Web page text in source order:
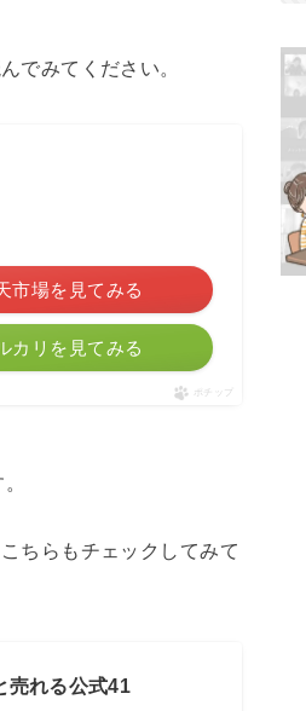
でみてください。
市場を見てみる
カリを見てみる
ポチップ
ちらもチェックしてみて
れる公式41